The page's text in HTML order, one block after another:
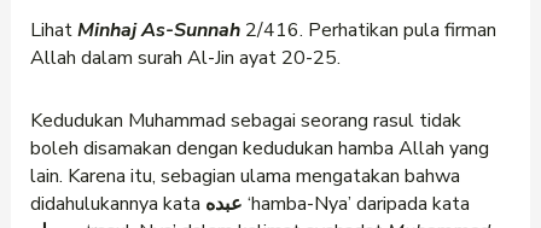
LihatMinhaj As-Sunnah2/416. Perhatikan pula firman
Allah dalam surah Al-Jin ayat 20-25.
Kedudukan Muhammad sebagai seorang rasul tidak
boleh disamakan dengan kedudukan hamba Allah yang
lain. Karena itu, sebagian ulama mengatakan bahwa
didahulukannya kata عبده ‘hamba-Nya’ daripada kata